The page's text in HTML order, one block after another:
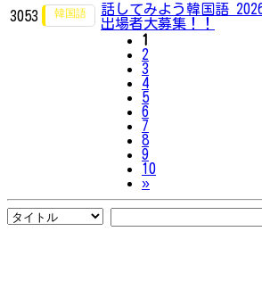
3053
話してみよう韓国語
出場者大募集！！
1
2
3
4
5
6
7
8
9
10
»Next